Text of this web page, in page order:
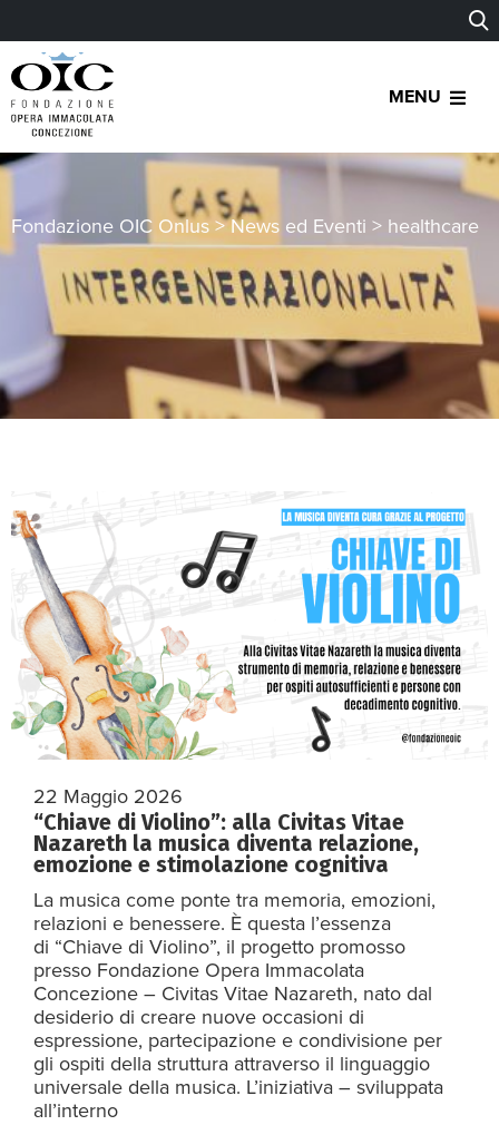
MENU
Fondazione OIC Onlus >News ed Eventi > healthcare
22 Maggio 2026
“Chiave di Violino”: alla Civitas Vitae
Nazareth la musica diventa relazione,
emozione e stimolazione cognitiva
La musica come ponte tra memoria, emozioni,
relazioni e benessere. È questa l’essenza
di “Chiave di Violino”, il progetto promosso
presso Fondazione Opera Immacolata
Concezione – Civitas Vitae Nazareth, nato dal
desiderio di creare nuove occasioni di
espressione, partecipazione e condivisione per
gli ospiti della struttura attraverso il linguaggio
universale della musica. L’iniziativa – sviluppata
all’interno